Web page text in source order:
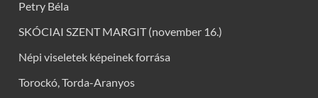
Petry Béla
SKÓCIAI SZENT MARGIT (november 16.)
Népi viseletek képeinek forrása
Torockó, Torda-Aranyos